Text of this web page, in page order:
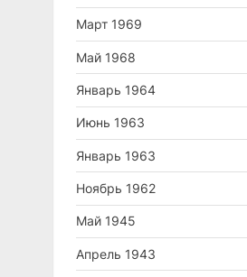
Март 1969
Май 1968
Январь 1964
Июнь 1963
Январь 1963
Ноябрь 1962
Май 1945
Апрель 1943